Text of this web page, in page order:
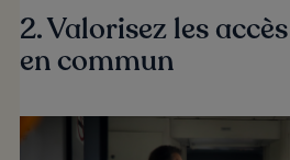
2. Valorisez les
en commun